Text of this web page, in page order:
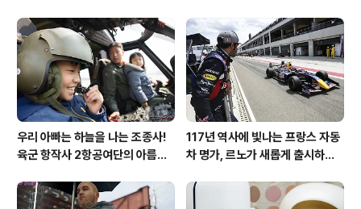
우리 아빠는 하늘을 나는 조종사!
육군 항작사 2항공여단의 아름다
117년 역사에 빛나는 프랑스 자동
차 명가, 르노가 새롭게 출시하는